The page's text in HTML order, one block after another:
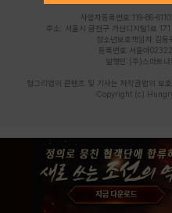
사업자등록번호:119-86-
주소: 서울시 금천구 가산디지털1로
청소년보호책임자:김동
등록번호:서울아
발행인:(주)스마트
헝그리앱의 콘텐츠 및 기사는 저작권법의 보
Copyright (c)